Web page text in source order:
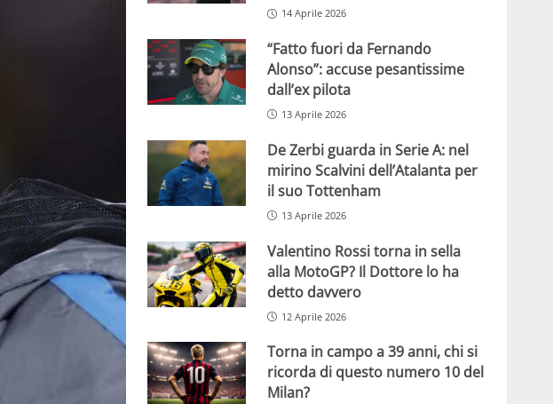
14 Aprile 2026
“Fatto fuori da Fernando
Alonso”: accuse pesantissime
dall’ex pilota
13 Aprile 2026
De Zerbi guarda in Serie A: nel
mirino Scalvini dell’Atalanta per
il suo Tottenham
13 Aprile 2026
Valentino Rossi torna in sella
alla MotoGP? Il Dottore lo ha
detto davvero
12 Aprile 2026
Torna in campo a 39 anni, chi si
ricorda di questo numero 10 del
Milan?